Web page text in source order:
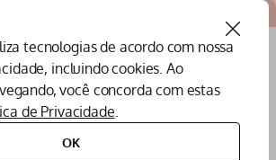
tecnologias de acordo com nossa
incluindo cookies. Ao
você concorda com estas
de Privacidade.
OK
peças para fritadeiras